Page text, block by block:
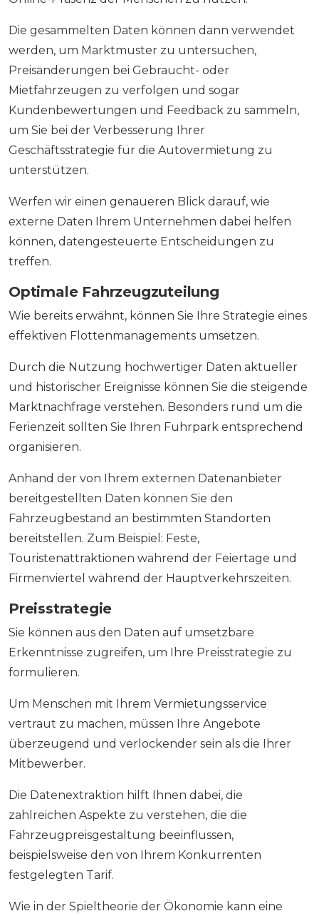
Die gesammelten Daten können dann verwendet
werden, um Marktmuster zu untersuchen,
Preisänderungen bei Gebraucht- oder
Mietfahrzeugen zu verfolgen und sogar
Kundenbewertungen und Feedback zu sammeln,
um Sie bei der Verbesserung Ihrer
Geschäftsstrategie für die Autovermietung zu
unterstützen.
Werfen wir einen genaueren Blick darauf, wie
externe Daten Ihrem Unternehmen dabei helfen
können, datengesteuerte Entscheidungen zu
treffen.
Optimale Fahrzeugzuteilung
Wie bereits erwähnt, können Sie Ihre Strategie eines
effektiven Flottenmanagements umsetzen.
Durch die Nutzung hochwertiger Daten aktueller
und historischer Ereignisse können Sie die steigende
Marktnachfrage verstehen. Besonders rund um die
Ferienzeit sollten Sie Ihren Fuhrpark entsprechend
organisieren.
Anhand der von Ihrem externen Datenanbieter
bereitgestellten Daten können Sie den
Fahrzeugbestand an bestimmten Standorten
bereitstellen. Zum Beispiel: Feste,
Touristenattraktionen während der Feiertage und
Firmenviertel während der Hauptverkehrszeiten.
Preisstrategie
Sie können aus den Daten auf umsetzbare
Erkenntnisse zugreifen, um Ihre Preisstrategie zu
formulieren.
Um Menschen mit Ihrem Vermietungsservice
vertraut zu machen, müssen Ihre Angebote
überzeugend und verlockender sein als die Ihrer
Mitbewerber.
Die Datenextraktion hilft Ihnen dabei, die
zahlreichen Aspekte zu verstehen, die die
Fahrzeugpreisgestaltung beeinflussen,
beispielsweise den von Ihrem Konkurrenten
festgelegten Tarif.
Wie in der Spieltheorie der Ökonomie kann eine